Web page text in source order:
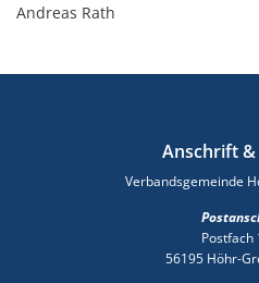
Andreas Rath
Anschrift
Verbandsgemeinde
Postfach
56195 Höhr-